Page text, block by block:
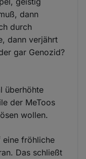
dann
durch
dann verjährt
gar Genozid?
überhöhte
der MeToos
wollen.
eine fröhliche
Das schließt